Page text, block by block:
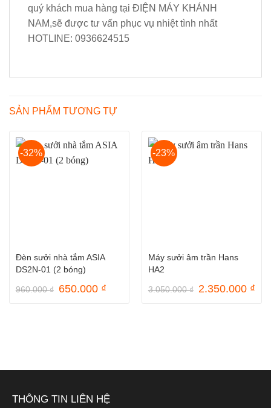
quý khách mua hàng tại ĐIỆN MÁY KHÁNH
NAM,sẽ được tư vấn phục vụ nhiệt tình nhất
HOTLINE: 0936624515
SẢN PHẨM TƯƠNG TỰ
-32%
Đèn sưởi nhà tắm ASIA
DS2N-01 (2 bóng)
960.000₫ Giá
650.000 ₫Giá
-23%
Máy sưởi âm trần Hans
HA2
3.050.000₫ Giá
2.350.000 ₫Giá
THÔNG TIN LIÊN HỆ